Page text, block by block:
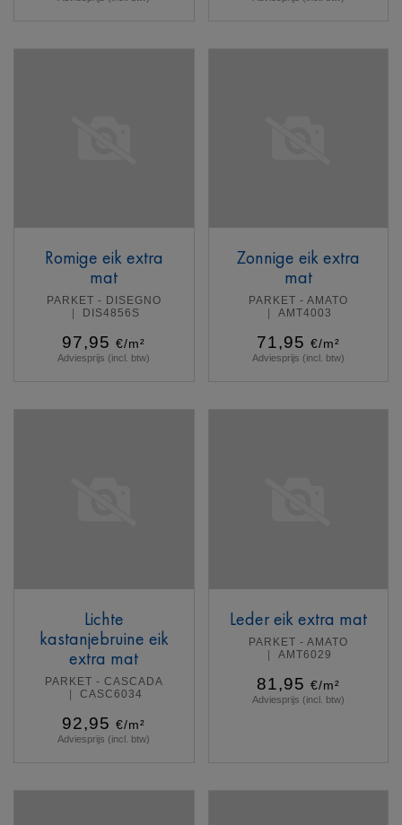
Romige eik extra
mat
PARKET - DISEGNO
DIS4856S
97,95 €/m²
Adviesprijs (incl. btw)
Zonnige eik extra
mat
PARKET - AMATO
AMT4003
71,95 €/m²
Adviesprijs (incl. btw)
Lichte
kastanjebruine eik
extra mat
PARKET - CASCADA
CASC6034
92,95 €/m²
Adviesprijs (incl. btw)
Leder eik extra mat
PARKET - AMATO
AMT6029
81,95 €/m²
Adviesprijs (incl. btw)